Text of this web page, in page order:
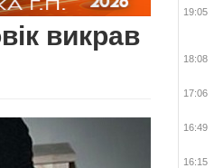
викрав
19:05
18:08
17:06
16:49
16:15